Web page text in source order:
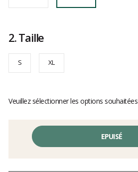
2.Taille
S XL
Veuillez sélectionner les options souhaitées
EPUISÉ